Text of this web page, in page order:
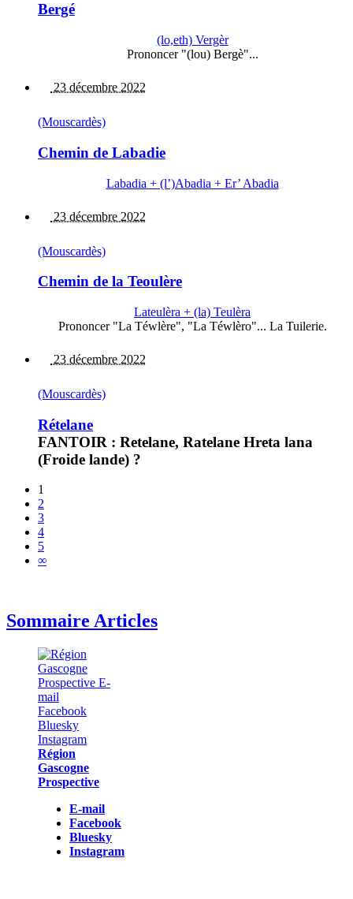
Bergé
(lo,eth) Vergèr
Prononcer "(lou) Bergè"...
23 décembre 2022
(Mouscardès)
Chemin de Labadie
Labadia + (l’)Abadia + Er’ Abadia
23 décembre 2022
(Mouscardès)
Chemin de la Teoulère
Lateulèra + (la) Teulèra
Prononcer "La Téwlère", "La Téwlèro"... La Tuilerie.
23 décembre 2022
(Mouscardès)
Rételane
FANTOIR : Retelane, Ratelane Hreta lana
(Froide lande) ?
1
2
3
4
5
∞
Sommaire Articles
Région
Gascogne
Prospective
E-mail
Facebook
Bluesky
Instagram